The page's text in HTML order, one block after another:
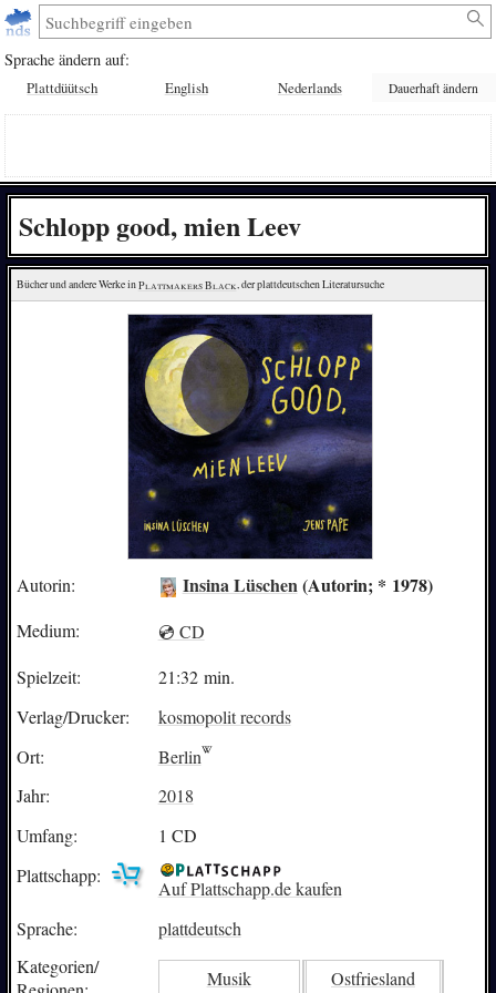
Sprache ändern auf:
Plattdüütsch English Nederlands Dauerhaft ändern
Schlopp good, mien Leev
Bücher und andere Werke in Plattmakers Black, der plattdeutschen Literatursuche
Autorin: Insina Lüschen(Autorin; * 1978)
Medium:
💿 CD
Spielzeit:
21:32 min.
Verlag/Drucker:
kosmopolit records
Ort:
Berlin
Jahr:
2018
Umfang:
1 CD
Plattschapp:
Auf Plattschapp.de kaufen
Sprache:
plattdeutsch
Kategorien/
Musik Ostfriesland